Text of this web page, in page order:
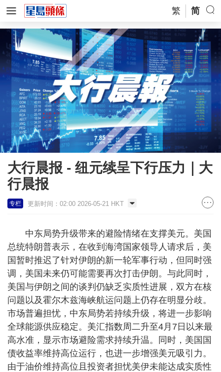
繁 简
大行晨报 - 纽元续呈下行压力｜大
行晨报
专栏 更新时间：02:00 2026-05-21 HKT
中东局势升级带来的避险情绪在支撑美元。美国
总统特朗普表示，在收到海湾国家领导人请求后，美
国暂时推迟了针对伊朗的新一轮军事行动，但同时强
调，美国未来仍可能需要再次打击伊朗。与此同时，
美国与伊朗之间的谈判仍缺乏实质性进展，双方在核
问题以及霍尔木兹海峡航运问题上仍存在明显分歧。
市场普遍担忧，中东局势若持续升级，将进一步影响
全球能源供应稳定。美汇指数周二升至4月7日以来最
高水准，显示市场避险需求持续升温。同时，美国国
债收益率维持高位运行，也进一步增强美元吸引力。
由于油价维持高位且投资者担忧美伊未能达成实质性